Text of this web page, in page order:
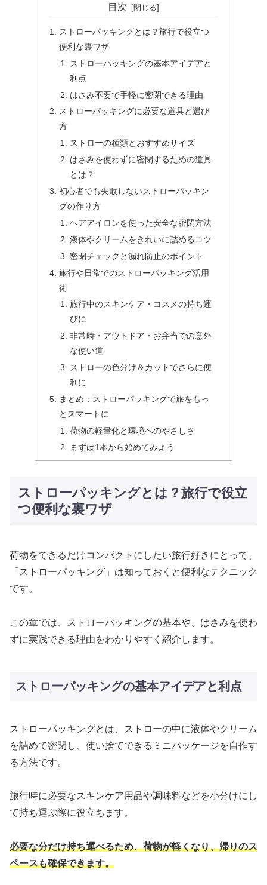
目次
ストローパッキングとは？旅行で役立つ
便利な裏ワザ
ストローパッキングの基本アイデアと
利点
はさみ不要で手軽に密閉できる理由
ストローパッキングに必要な道具と選び
方
ストローの種類とおすすめサイズ
はさみを使わずに密閉するための道具
とは？
初心者でも失敗しないストローパッキン
グの作り方
ヘアアイロンを使った安全な密閉方法
液体やクリームをきれいに詰めるコツ
密閉チェックと漏れ防止のポイント
旅行や日常でのストローパッキング活用
術
旅行中のスキンケア・コスメの持ち運
びに
非常時・アウトドア・お弁当での意外
な使い道
ストローの色分け＆カットでさらに便
利に
まとめ：ストローパッキングで旅をもっ
とスマートに
荷物の軽量化と環境へのやさしさ
まずは1本から始めてみよう
ストローパッキングとは？旅行で役立
つ便利な裏ワザ
荷物をできるだけコンパクトにしたい旅行好きにとって、
「ストローパッキング」は知っておくと便利なテクニック
です。
この章では、ストローパッキングの基本や、はさみを使わ
ずに実践できる理由をわかりやすく紹介します。
ストローパッキングの基本アイデアと利点
ストローパッキングとは、ストローの中に液体やクリーム
を詰めて密閉し、使い捨てできるミニパッケージを自作す
る方法です。
旅行時に必要なスキンケア用品や調味料などを小分けにし
て持ち運ぶ際に役立ちます。
必要な分だけ持ち運べるため、荷物が軽くなり、帰りのス
ペースも確保できます。